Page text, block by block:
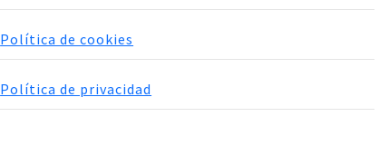
Política de cookies
Política de privacidad